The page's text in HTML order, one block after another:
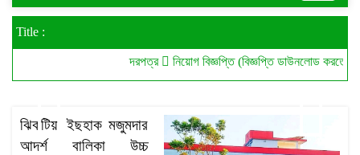
Title :
দরপত্র নিয়োগ বিজ্ঞপ্তি (বিজ্ঞপ্তি ডাউনলোড করতে
ঝিকটিয়া ইছহাক মজুমদার
আদর্শ বালিকা উচ্চ